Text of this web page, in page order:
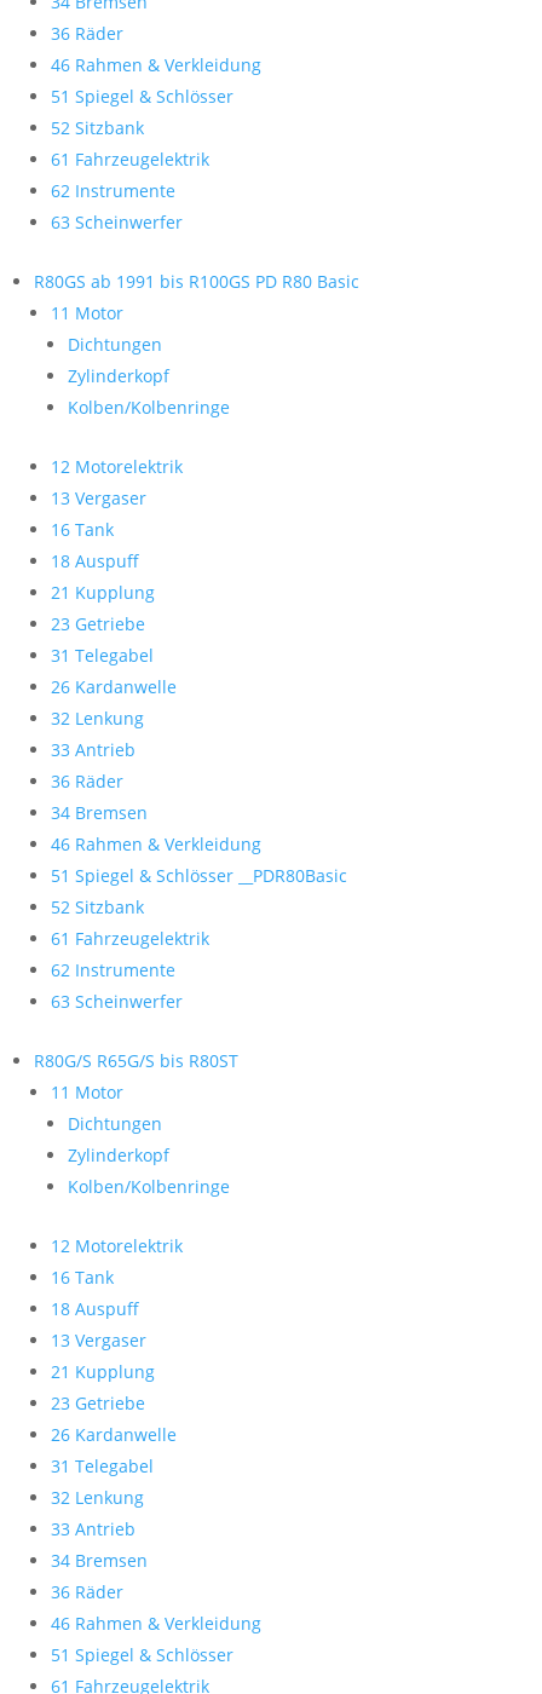
36 Räder
46 Rahmen & Verkleidung
51 Spiegel & Schlösser
52 Sitzbank
61 Fahrzeugelektrik
62 Instrumente
63 Scheinwerfer
R80GS ab 1991 bis R100GS PD R80 Basic
11 Motor
Dichtungen
Zylinderkopf
Kolben/Kolbenringe
12 Motorelektrik
13 Vergaser
16 Tank
18 Auspuff
21 Kupplung
23 Getriebe
31 Telegabel
26 Kardanwelle
32 Lenkung
33 Antrieb
36 Räder
34 Bremsen
46 Rahmen & Verkleidung
51 Spiegel & Schlösser __PDR80Basic
52 Sitzbank
61 Fahrzeugelektrik
62 Instrumente
63 Scheinwerfer
R80G/S R65G/S bis R80ST
11 Motor
Dichtungen
Zylinderkopf
Kolben/Kolbenringe
12 Motorelektrik
16 Tank
18 Auspuff
13 Vergaser
21 Kupplung
23 Getriebe
26 Kardanwelle
31 Telegabel
32 Lenkung
33 Antrieb
34 Bremsen
36 Räder
46 Rahmen & Verkleidung
51 Spiegel & Schlösser
61 Fahrzeugelektrik